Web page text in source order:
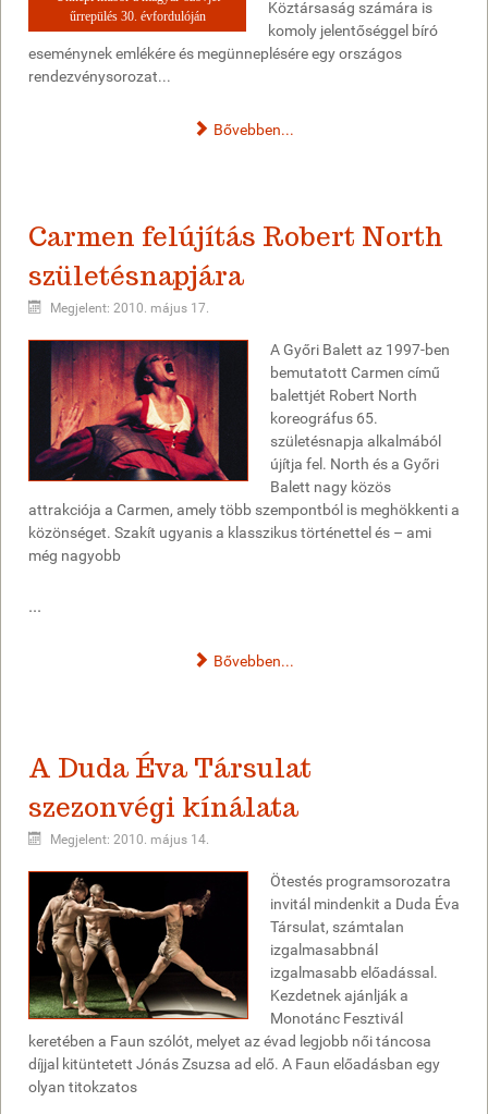
űrrepülés 30. évfordulóján
Köztársaság számára is
komoly jelentőséggel bíró
eseménynek emlékére és megünneplésére egy országos
rendezvénysorozat...
Bővebben...
Carmen felújítás Robert North
születésnapjára
Megjelent: 2010. május 17.
A Győri Balett az 1997-ben
bemutatott Carmen című
balettjét Robert North
koreográfus 65.
születésnapja alkalmából
újítja fel. North és a Győri
Balett nagy közös
attrakciója a Carmen, amely több szempontból is meghökkenti a
közönséget. Szakít ugyanis a klasszikus történettel és – ami
még nagyobb
...
Bővebben...
A Duda Éva Társulat
szezonvégi kínálata
Megjelent: 2010. május 14.
Ötestés programsorozatra
invitál mindenkit a Duda Éva
Társulat, számtalan
izgalmasabbnál
izgalmasabb előadással.
Kezdetnek ajánlják a
Monotánc Fesztivál
keretében a Faun szólót, melyet az évad legjobb női táncosa
díjjal kitüntetett Jónás Zsuzsa ad elő. A Faun előadásban egy
olyan titokzatos